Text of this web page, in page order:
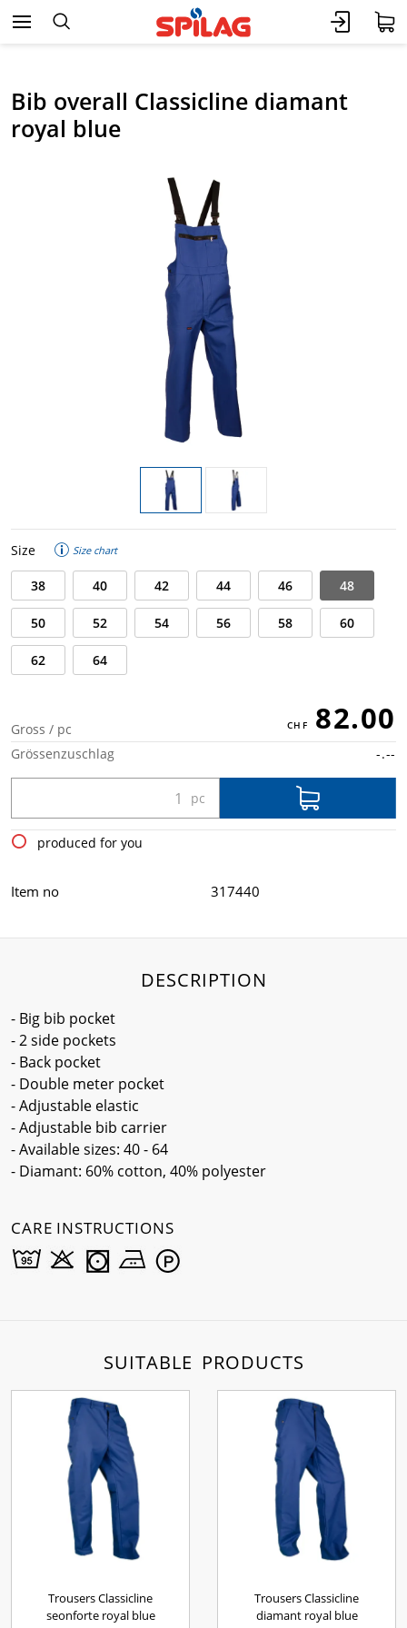
Bib overall Classicline diamant
royal blue
Size Size chart
38 40 42 44 46 48
50 52 54 56 58 60
62 64
Gross / pc 82.00
Grössenzuschlag -.--
produced for you
Item no 317440
DESCRIPTION
- Big bib pocket
- 2 side pockets
- Back pocket
- Double meter pocket
- Adjustable elastic
- Adjustable bib carrier
- Available sizes: 40 - 64
- Diamant: 60% cotton, 40% polyester
CARE INSTRUCTIONS
SUITABLE PRODUCTS
Trousers Classicline
seonforte royal blue
Trousers Classicline
diamant royal blue